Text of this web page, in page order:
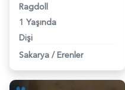
Ragdoll
1 Yaşında
Dişi
Sakarya / Erenler